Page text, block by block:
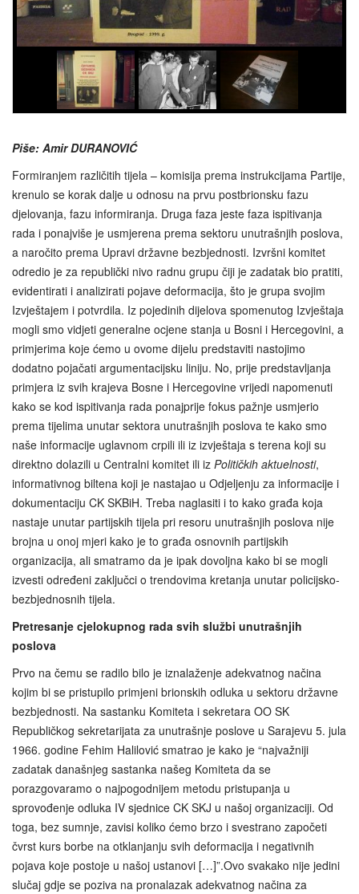
Piše: Amir DURANOVIĆ
Formiranjem različitih tijela – komisija prema instrukcijama Partije,
krenulo se korak dalje u odnosu na prvu postbrionsku fazu
djelovanja, fazu informiranja. Druga faza jeste faza ispitivanja
rada i ponajviše je usmjerena prema sektoru unutrašnjih poslova,
a naročito prema Upravi državne bezbjednosti. Izvršni komitet
odredio je za republički nivo radnu grupu čiji je zadatak bio pratiti,
evidentirati i analizirati pojave deformacija, što je grupa svojim
Izvještajem i potvrdila. Iz pojedinih dijelova spomenutog Izvještaja
mogli smo vidjeti generalne ocjene stanja u Bosni i Hercegovini, a
primjerima koje ćemo u ovome dijelu predstaviti nastojimo
dodatno pojačati argumentacijsku liniju. No, prije predstavljanja
primjera iz svih krajeva Bosne i Hercegovine vrijedi napomenuti
kako se kod ispitivanja rada ponajprije fokus pažnje usmjerio
prema tijelima unutar sektora unutrašnjih poslova te kako smo
naše informacije uglavnom crpili ili iz izvještaja s terena koji su
direktno dolazili u Centralni komitet ili iz Političkih aktuelnosti,
informativnog biltena koji je nastajao u Odjeljenju za informacije i
dokumentaciju CK SKBiH. Treba naglasiti i to kako građa koja
nastaje unutar partijskih tijela pri resoru unutrašnjih poslova nije
brojna u onoj mjeri kako je to građa osnovnih partijskih
organizacija, ali smatramo da je ipak dovoljna kako bi se mogli
izvesti određeni zaključci o trendovima kretanja unutar policijsko-
bezbjednosnih tijela.
Pretresanje cjelokupnog rada svih službi unutrašnjih
poslova
Prvo na čemu se radilo bilo je iznalaženje adekvatnog načina
kojim bi se pristupilo primjeni brionskih odluka u sektoru državne
bezbjednosti. Na sastanku Komiteta i sekretara OO SK
Republičkog sekretarijata za unutrašnje poslove u Sarajevu 5. jula
1966. godine Fehim Halilović smatrao je kako je “najvažniji
zadatak današnjeg sastanka našeg Komiteta da se
porazgovaramo o najpogodnijem metodu pristupanja u
sprovođenje odluka IV sjednice CK SKJ u našoj organizaciji. Od
toga, bez sumnje, zavisi koliko ćemo brzo i svestrano započeti
čvrst kurs borbe na otklanjanju svih deformacija i negativnih
pojava koje postoje u našoj ustanovi […]”.Ovo svakako nije jedini
slučaj gdje se poziva na pronalazak adekvatnog načina za